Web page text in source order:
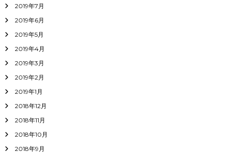
2019年7月
2019年6月
2019年5月
2019年4月
2019年3月
2019年2月
2019年1月
2018年12月
2018年11月
2018年10月
2018年9月